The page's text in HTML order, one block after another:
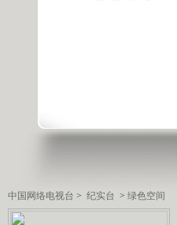
中国网络电视台 > 纪实台 > 绿色空间